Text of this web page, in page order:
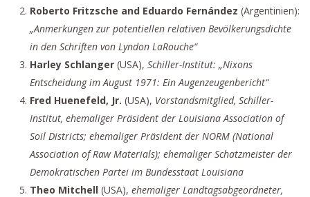
Roberto Fritzsche and Eduardo Fernández(Argentinien):
„Anmerkungen zur potentiellen relativen Bevölkerungsdichte
in den Schriften von Lyndon LaRouche“
Harley Schlanger (USA),Schiller-Institut: „Nixons
Entscheidung im August 1971: Ein Augenzeugenbericht“
Fred Huenefeld, Jr.(USA), Vorstandsmitglied, Schiller-
Institut, ehemaliger Präsident der Louisiana Association of
Soil Districts; ehemaliger Präsident der NORM (National
Association of Raw Materials); ehemaliger Schatzmeister der
Demokratischen Partei im Bundesstaat Louisiana
Theo Mitchell (USA),ehemaliger Landtagsabgeordneter,